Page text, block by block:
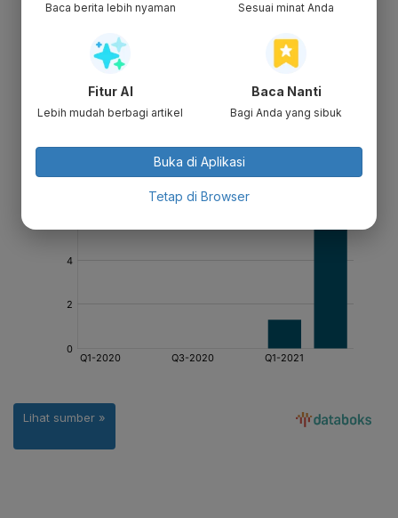
Baca berita lebih nyaman Sesuai minat Anda
Fitur AI
Lebih mudah berbagi artikel
Baca Nanti
Bagi Anda yang sibuk
Buka di Aplikasi
Tetap di Browser